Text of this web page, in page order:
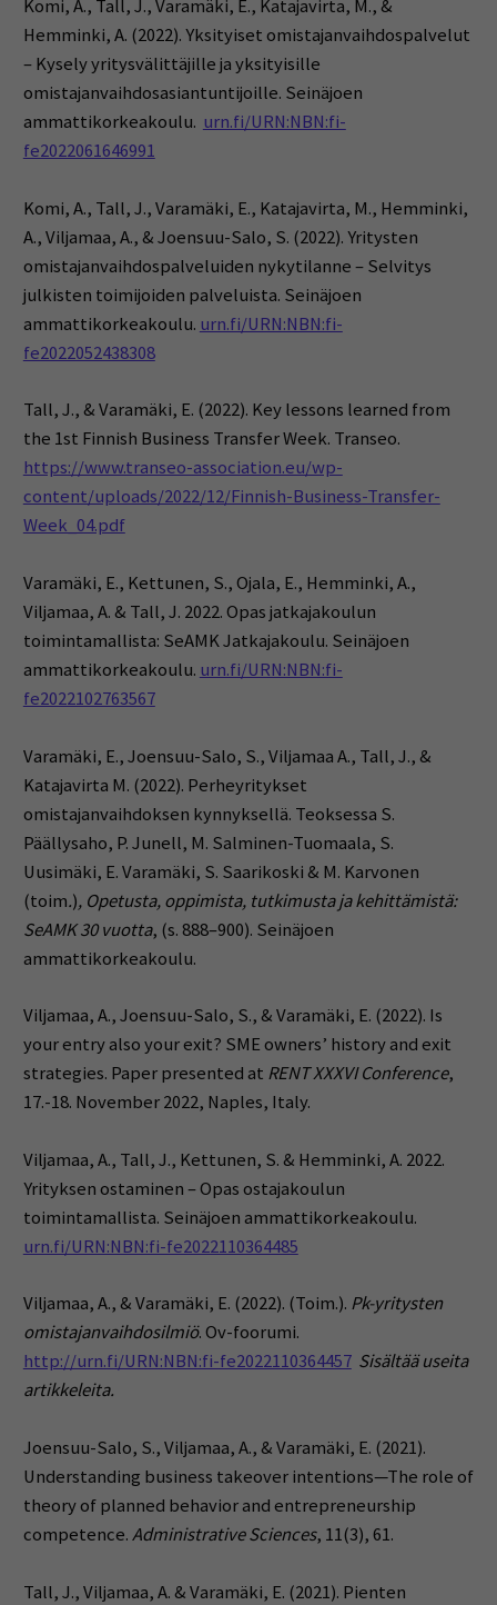
Komi, A., Tall, J., Varamäki, E., Katajavirta, M., &
Hemminki, A. (2022). Yksityiset omistajanvaihdospalvelut
– Kysely yritysvälittäjille ja yksityisille
omistajanvaihdosasiantuntijoille. Seinäjoen
ammattikorkeakoulu. urn.fi/URN:NBN:fi-
fe2022061646991
Komi, A., Tall, J., Varamäki, E., Katajavirta, M., Hemminki,
A., Viljamaa, A., & Joensuu-Salo, S. (2022). Yritysten
omistajanvaihdospalveluiden nykytilanne – Selvitys
julkisten toimijoiden palveluista. Seinäjoen
ammattikorkeakoulu. urn.fi/URN:NBN:fi-
fe2022052438308
Tall, J., & Varamäki, E. (2022). Key lessons learned from
the 1st Finnish Business Transfer Week. Transeo.
https://www.transeo-association.eu/wp-
content/uploads/2022/12/Finnish-Business-Transfer-
Week_04.pdf
Varamäki, E., Kettunen, S., Ojala, E., Hemminki, A.,
Viljamaa, A. & Tall, J. 2022. Opas jatkajakoulun
toimintamallista: SeAMK Jatkajakoulu. Seinäjoen
ammattikorkeakoulu. urn.fi/URN:NBN:fi-
fe2022102763567
Varamäki, E., Joensuu-Salo, S., Viljamaa A., Tall, J., &
Katajavirta M. (2022). Perheyritykset
omistajanvaihdoksen kynnyksellä. Teoksessa S.
Päällysaho, P. Junell, M. Salminen-Tuomaala, S.
Uusimäki, E. Varamäki, S. Saarikoski & M. Karvonen
(toim.), Opetusta, oppimista, tutkimusta ja kehittämistä:
SeAMK 30 vuotta, (s. 888–900). Seinäjoen
ammattikorkeakoulu.
Viljamaa, A., Joensuu-Salo, S., & Varamäki, E. (2022). Is
your entry also your exit? SME owners’ history and exit
strategies. Paper presented at RENT XXXVI Conference,
17.-18. November 2022, Naples, Italy.
Viljamaa, A., Tall, J., Kettunen, S. & Hemminki, A. 2022.
Yrityksen ostaminen – Opas ostajakoulun
toimintamallista. Seinäjoen ammattikorkeakoulu.
urn.fi/URN:NBN:fi-fe2022110364485
Viljamaa, A., & Varamäki, E. (2022). (Toim.). Pk-yritysten
omistajanvaihdosilmiö. Ov-foorumi.
http://urn.fi/URN:NBN:fi-fe2022110364457 Sisältää useita
artikkeleita.
Joensuu-Salo, S., Viljamaa, A., & Varamäki, E. (2021).
Understanding business takeover intentions—The role of
theory of planned behavior and entrepreneurship
competence.Administrative Sciences, 11(3), 61.
Tall, J., Viljamaa, A. & Varamäki, E. (2021). Pienten